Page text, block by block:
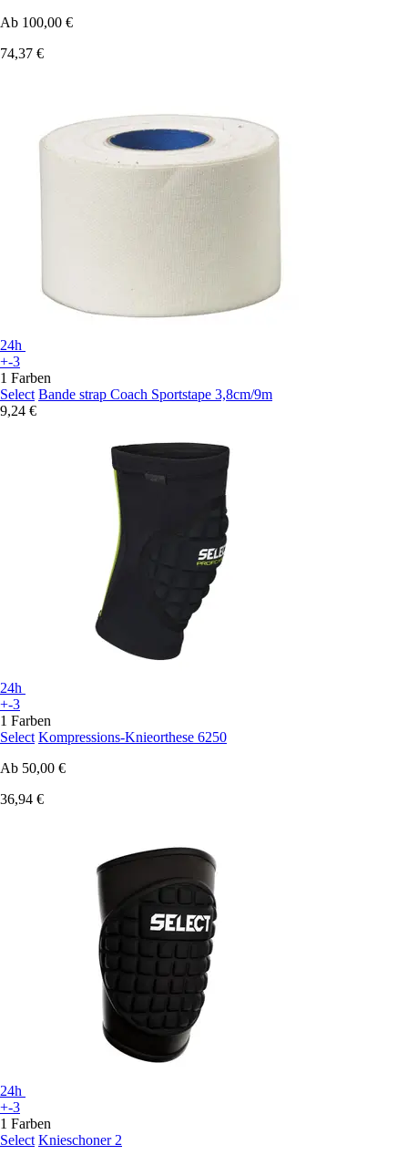
Ab 100,00 €
74,37 €
24h
+-3
1 Farben
Select Bande strap Coach Sportstape 3,8cm/9m
9,24 €
24h
+-3
1 Farben
Select Kompressions-Knieorthese 6250
Ab 50,00 €
36,94 €
24h
+-3
1 Farben
Select Knieschoner 2